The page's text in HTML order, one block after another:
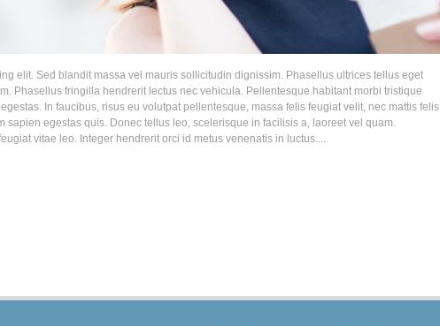
elit. Sed blandit massa vel mauris sollicitudin dignissim. Phasellus ultrices tellus eget
Phasellus fringilla hendrerit lectus nec vehicula. Pellentesque habitant morbi tristique
In faucibus, risus eu volutpat pellentesque, massa felis feugiat velit, nec mattis felis
sapien egestas quis. Donec tellus leo, scelerisque in facilisis a, laoreet vel quam.
vitae leo. Integer hendrerit orci id metus venenatis in luctus....